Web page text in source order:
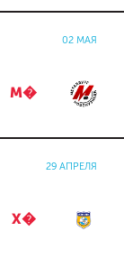
02 МАЯ
М�
29 АПРЕЛЯ
Х�